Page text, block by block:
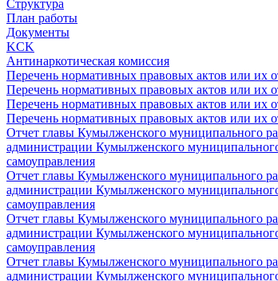
Структура
План работы
Документы
KCK
Антинаркотическая комиссия
Перечень нормативных правовых актов или их
Перечень нормативных правовых актов или их
Перечень нормативных правовых актов или их
Перечень нормативных правовых актов или их
Отчет главы Кумылженского муниципального
администрации Кумылженского
самоуправления
Отчет главы Кумылженского муниципального
администрации Кумылженского
самоуправления
Отчет главы Кумылженского муниципального
администрации Кумылженского
самоуправления
Отчет главы Кумылженского муниципального
администрации Кумылженского